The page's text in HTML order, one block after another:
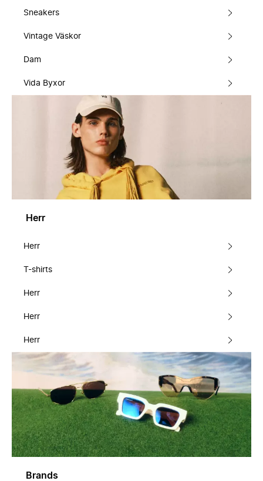
Sneakers
Vintage Väskor
Dam
Vida Byxor
Herr
Herr
T-shirts
Herr
Herr
Herr
Brands